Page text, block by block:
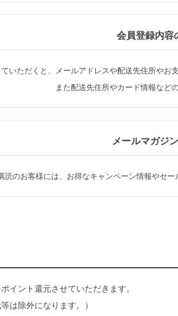
会員登録内容
いただくと、メールアドレスや配送先住所やお
また配送先住所やカード情報など
メールマガジ
読のお客様には、お得なキャンペーン情報やセ
イント還元させていただきます。
は除外になります。）